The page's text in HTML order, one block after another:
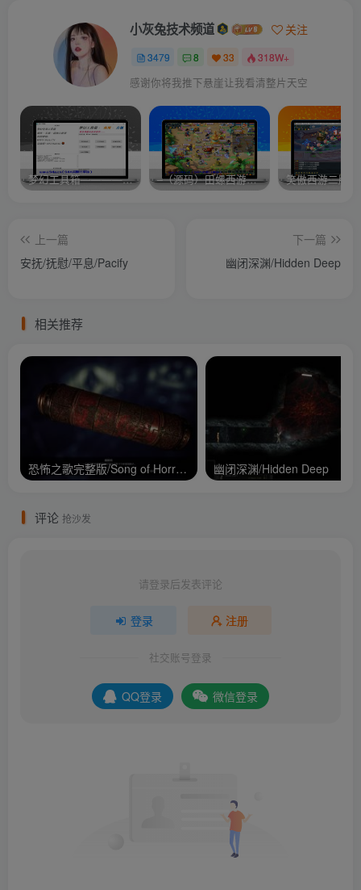
小灰兔技术频道 关注
3479 8 33 318W+
感谢你将我推下悬崖让我看清整片天空
梦幻工具箱————-免费 –（源码）田螺西游9.0 假人摆摊18门派飞升渡劫化圣助战最新BB谛听…. 笑傲西游二版-
上一篇
安抚/抚慰/平息/Pacify
下一篇
幽闭深渊/Hidden Deep
相关推荐
恐怖之歌完整版/Song of Horror Complete Edition 幽闭深渊/Hidden Deep
评论 抢沙发
请登录后发表评论
登录 注册
社交账号登录
QQ登录 微信登录